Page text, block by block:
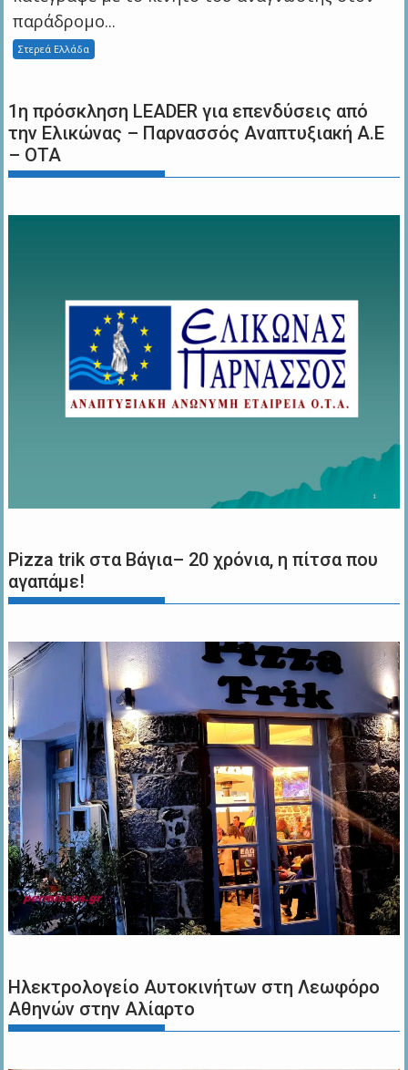
παράδρομο...
Στερεά Ελλάδα
1η πρόσκληση LEADER για επενδύσεις από
την Ελικώνας – Παρνασσός Αναπτυξιακή Α.Ε
– ΟΤΑ
Pizza trik στα Βάγια– 20 χρόνια, η πίτσα που
αγαπάμε!
Ηλεκτρολογείο Αυτοκινήτων στη Λεωφόρο
Αθηνών στην Αλίαρτο